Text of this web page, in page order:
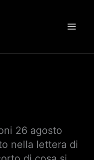
26 agosto
nella lettera di